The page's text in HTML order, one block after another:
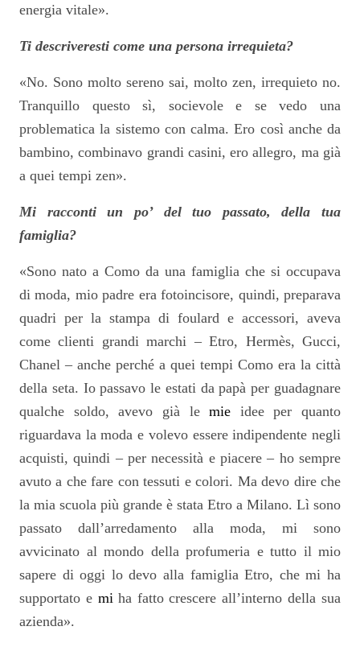
energia vitale».
Ti descriveresti come una persona irrequieta?
«No. Sono molto sereno sai, molto zen, irrequieto no.
Tranquillo questo sì, socievole e se vedo una
problematica la sistemo con calma. Ero così anche da
bambino, combinavo grandi casini, ero allegro, ma già
a quei tempi zen».
Mi racconti un po’ del tuo passato, della tua
famiglia?
«Sono nato a Como da una famiglia che si occupava
di moda, mio padre era fotoincisore, quindi, preparava
quadri per la stampa di foulard e accessori, aveva
come clienti grandi marchi – Etro, Hermès, Gucci,
Chanel – anche perché a quei tempi Como era la città
della seta. Io passavo le estati da papà per guadagnare
qualche soldo, avevo già lemie idee per quanto
riguardava la moda e volevo essere indipendente negli
acquisti, quindi – per necessità e piacere – ho sempre
avuto a che fare con tessuti e colori. Ma devo dire che
la mia scuola più grande è stata Etro a Milano. Lì sono
passato dall’arredamento alla moda, mi sono
avvicinato al mondo della profumeria e tutto il mio
sapere di oggi lo devo alla famiglia Etro, che mi ha
supportato e mi ha fatto crescere all’interno della sua
azienda».